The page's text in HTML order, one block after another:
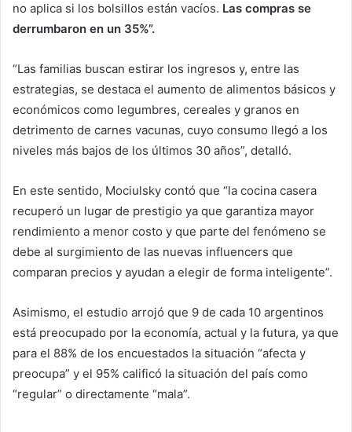
no aplica si los bolsillos están vacíos. Las compras se
derrumbaron en un 35%”.
“Las familias buscan estirar los ingresos y, entre las
estrategias, se destaca el aumento de alimentos básicos y
económicos como legumbres, cereales y granos en
detrimento de carnes vacunas, cuyo consumo llegó a los
niveles más bajos de los últimos 30 años”, detalló.
En este sentido, Mociulsky contó que “la cocina casera
recuperó un lugar de prestigio ya que garantiza mayor
rendimiento a menor costo y que parte del fenómeno se
debe al surgimiento de las nuevas influencers que
comparan precios y ayudan a elegir de forma inteligente”.
Asimismo, el estudio arrojó que 9 de cada 10 argentinos
está preocupado por la economía, actual y la futura, ya que
para el 88% de los encuestados la situación “afecta y
preocupa” y el 95% calificó la situación del país como
“regular” o directamente “mala”.